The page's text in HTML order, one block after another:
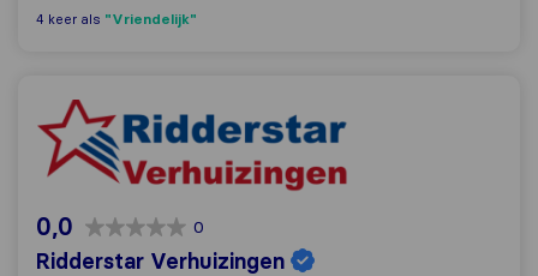
4 keer als "Vriendelijk"
Ridderstar Verhuizingen
0,0 0
Ridderstar Verhuizingen